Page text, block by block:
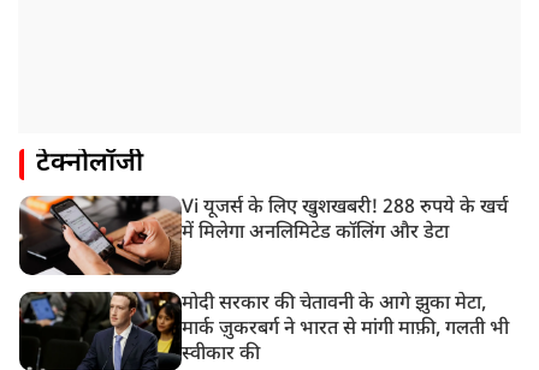
टेक्नोलॉजी
Vi यूजर्स के लिए खुशखबरी! 288 रुपये के खर्च
में मिलेगा अनलिमिटेड कॉलिंग और डेटा
मोदी सरकार की चेतावनी के आगे झुका मेटा,
मार्क ज़ुकरबर्ग ने भारत से मांगी माफ़ी, गलती भी
स्वीकार की